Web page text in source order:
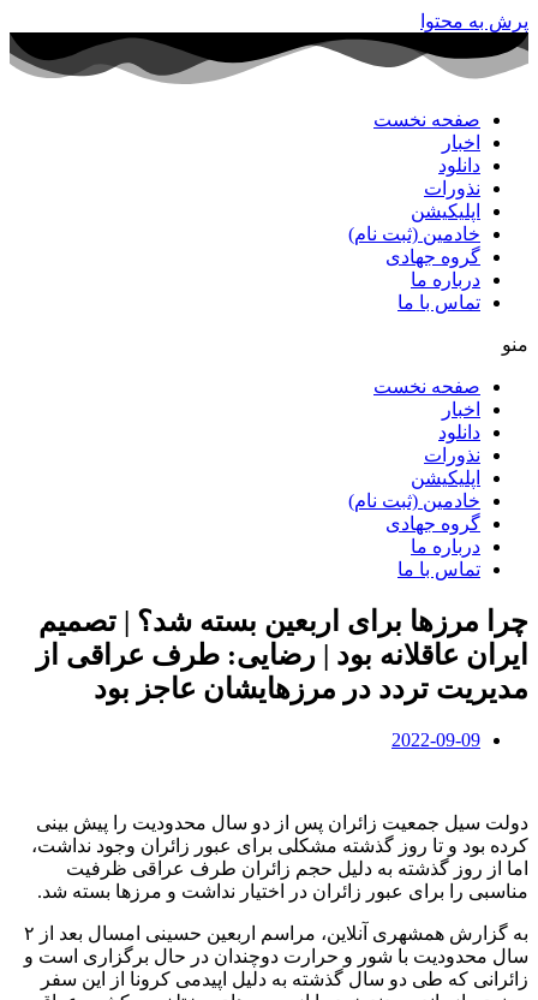
پرش به محتوا
صفحه نخست
اخبار
دانلود
نذورات
اپلیکیشن
خادمین (ثبت نام)
گروه جهادی
درباره ما
تماس با ما
منو
صفحه نخست
اخبار
دانلود
نذورات
اپلیکیشن
خادمین (ثبت نام)
گروه جهادی
درباره ما
تماس با ما
چرا مرزها برای اربعین بسته شد؟ | تصمیم
ایران عاقلانه بود | رضایی: طرف عراقی از
مدیریت تردد در مرزهایشان عاجز بود
2022-09-09
دولت سیل جمعیت زائران پس از دو سال محدودیت را پیش بینی
کرده بود و تا روز گذشته مشکلی برای عبور زائران وجود نداشت،
اما از روز گذشته به دلیل حجم زائران طرف عراقی ظرفیت
مناسبی را برای عبور زائران در اختیار نداشت و مرزها بسته شد.
به گزارش همشهری آنلاین، مراسم اربعین حسینی امسال بعد از ۲
سال محدودیت با شور و حرارت دوچندان در حال برگزاری است و
زائرانی که طی دو سال گذشته به دلیل اپیدمی کرونا از این سفر